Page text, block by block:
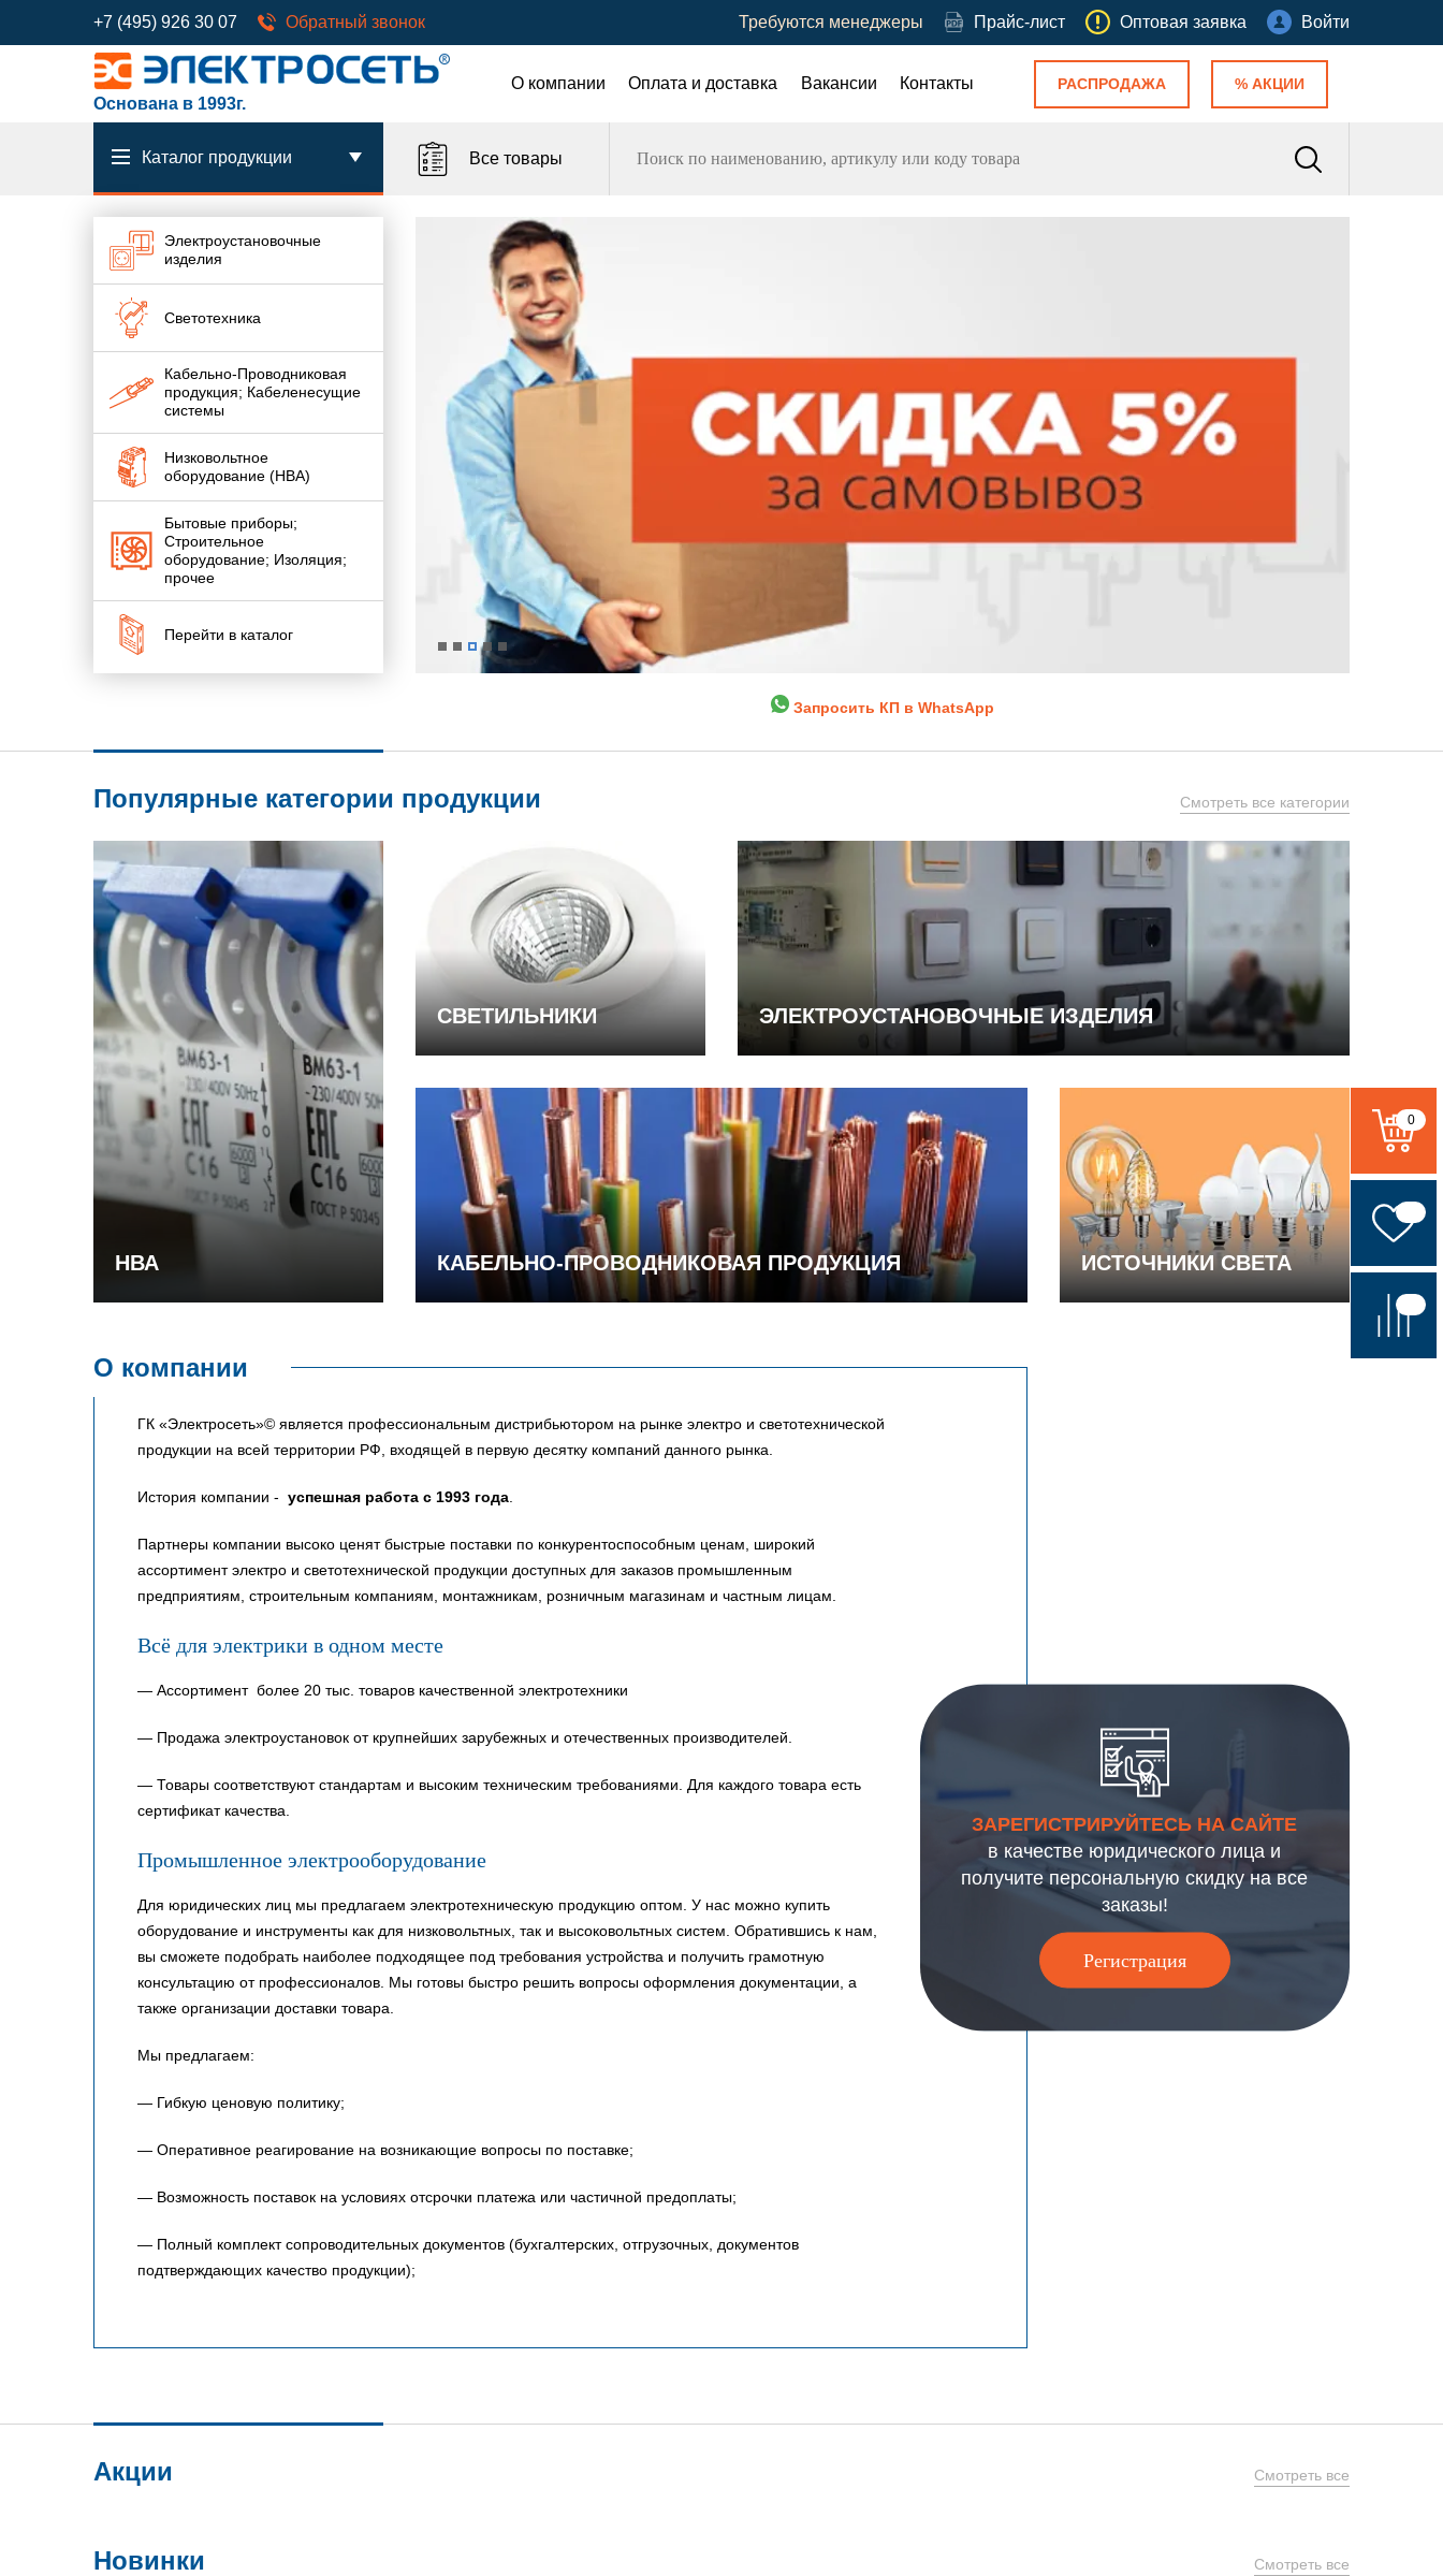
+7 (495) 926 30 07 Обратный звонок Требуются менеджеры Прайс-лист Оптовая заявка Войти
Основана в 1993г.
О компании Оплата и доставка Вакансии Контакты РАСПРОДАЖА % АКЦИИ
Каталог продукции Все товары
Электроустановочные
изделия
Светотехника
Кабельно-Проводниковая
продукция; Кабеленесущие
системы
Низковольтное
оборудование (НВА)
Бытовые приборы;
Строительное
оборудование; Изоляция;
прочее
Перейти в каталог
Запросить КП в WhatsApp
Популярные категории продукции Смотреть все категории
НВА
СВЕТИЛЬНИКИ ЭЛЕКТРОУСТАНОВОЧНЫЕ ИЗДЕЛИЯ
КАБЕЛЬНО-ПРОВОДНИКОВАЯ ПРОДУКЦИЯ ИСТОЧНИКИ СВЕТА
О компании
ГК «Электросеть»© является профессиональным дистрибьютором на рынке электро и светотехнической
продукции на всей территории РФ, входящей в первую десятку компаний данного рынка.
История компании - успешная работа с 1993 года
Партнеры компании высоко ценят быстрые поставки по конкурентоспособным ценам, широкий
ассортимент электро и светотехнической продукции доступных для заказов промышленным
предприятиям, строительным компаниям, монтажникам, розничным магазинам и частным лицам.
Всё для электрики в одном месте
— Ассортимент более 20 тыс. товаров качественной электротехники
— Продажа электроустановок от крупнейших зарубежных и отечественных производителей.
— Товары соответствуют стандартам и высоким техническим требованиями. Для каждого товара есть
сертификат качества.
Промышленное электрооборудование
Для юридических лиц мы предлагаем электротехническую продукцию оптом. У нас можно купить
оборудование и инструменты как для низковольтных, так и высоковольтных систем. Обратившись к нам,
вы сможете подобрать наиболее подходящее под требования устройства и получить грамотную
консультацию от профессионалов. Мы готовы быстро решить вопросы оформления документации, а
также организации доставки товара.
Мы предлагаем:
— Гибкую ценовую политику;
— Оперативное реагирование на возникающие вопросы по поставке;
— Возможность поставок на условиях отсрочки платежа или частичной предоплаты;
— Полный комплект сопроводительных документов (бухгалтерских, отгрузочных, документов
подтверждающих качество продукции);
ЗАРЕГИСТРИРУЙТЕСЬ НА САЙТЕ
в качестве юридического лица и
получите персональную скидку на все
заказы!
Регистрация
Акции Смотреть все
Новинки Смотреть все
0